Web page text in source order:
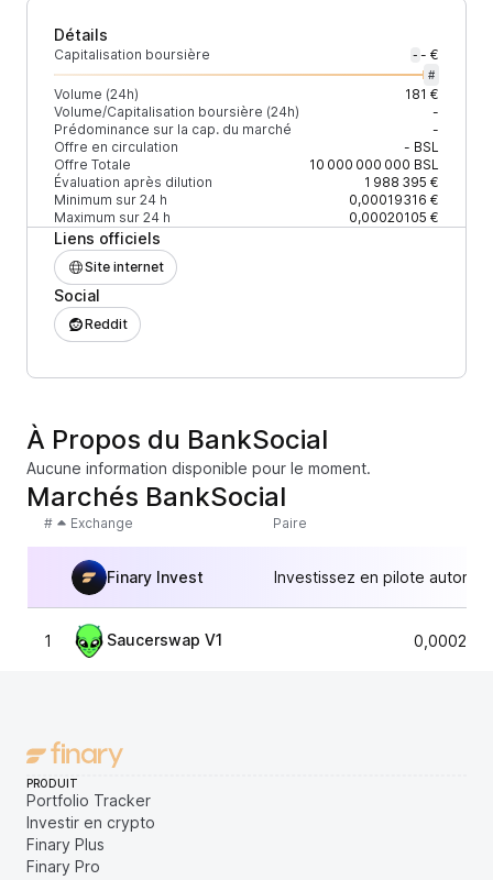
Détails
Capitalisation boursière - - €
#
Volume (24h)
181 €
Volume/Capitalisation boursière (24h)
-
Prédominance sur la cap. du marché
-
Offre en circulation
- BSL
Offre Totale
10 000 000 000 BSL
Évaluation après dilution
1 988 395 €
Minimum sur 24 h
0,00019316 €
Maximum sur 24 h
0,00020105 €
Liens officiels
Site internet
Social
Reddit
À Propos du BankSocial
Aucune information disponible pour le moment.
Marchés BankSocial
# Exchange Paire
Finary Invest Investissez en pilote
1 Saucerswap V1
PRODUIT
Portfolio Tracker
Investir en crypto
Finary Plus
Finary Pro